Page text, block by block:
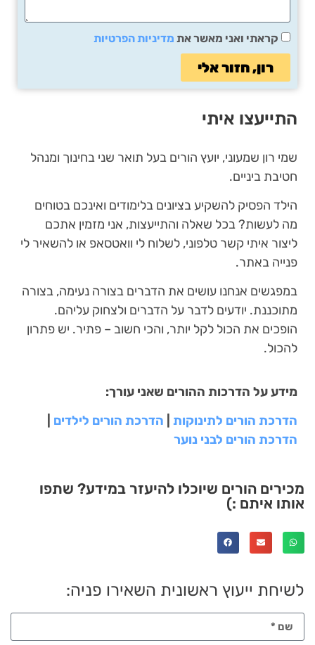
לשיחת ייעוץ ראשונית השאירו פניה:
קראתי ואני מאשר את מדיניות הפרטיות
רון, חזור אלי
התייעצו איתי
שמי רון שמעוני, יועץ הורים בעל תואר שני בחינוך ומנהל
חטיבת ביניים.
הילד הפסיק להשקיע בציונים בלימודים ואינכם בטוחים
מה לעשות? בכל שאלה והתייעצות, אני מזמין אתכם
ליצור איתי קשר טלפוני, לשלוח לי וואטסאפ או להשאיר לי
פנייה באתר.
במפגשים אנחנו עושים את הדברים בצורה נעימה, בצורה
מתוכננת. יודעים לדבר על הדברים ולצחוק עליהם.
הופכים את הכול לקל יותר, והכי חשוב – פתיר. יש פתרון
להכול.
מידע על הדרכות ההורים שאני עורך:
הדרכת הורים לתינוקות
הדרכת הורים לילדים
הדרכת הורים לבני נוער
מכירים הורים שיוכלו להיעזר במידע? שתפו
אותו איתם :)